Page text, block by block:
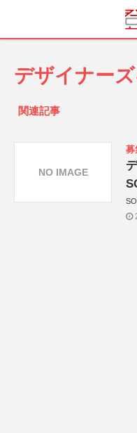
デザイナー
関連記事
募
NO IMAGE